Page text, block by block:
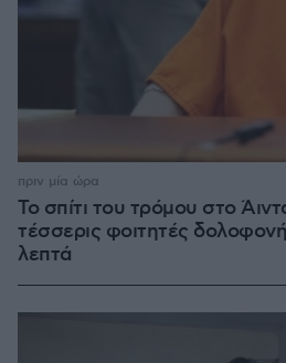
Το σπίτι του τρόμου στο
τέσσερις φοιτητές
λεπτά
πριν μία ώρα